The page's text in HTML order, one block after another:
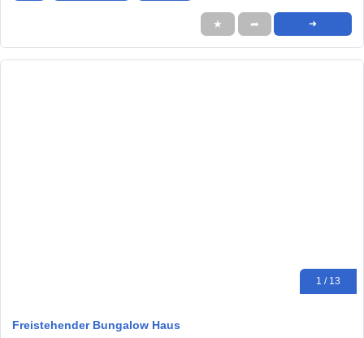
★ ➦ ➜
1 / 13
Freistehender Bungalow Haus